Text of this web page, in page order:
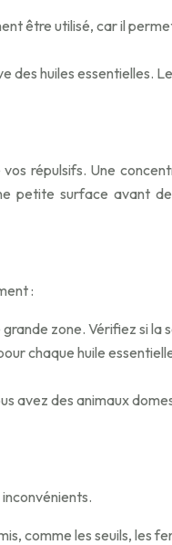
être utilisé, car il
des huiles essentielles.
répulsifs. Une
surface avant de
:
zone. Vérifiez si la
chaque huile
avez des animaux
comme les seuils, les